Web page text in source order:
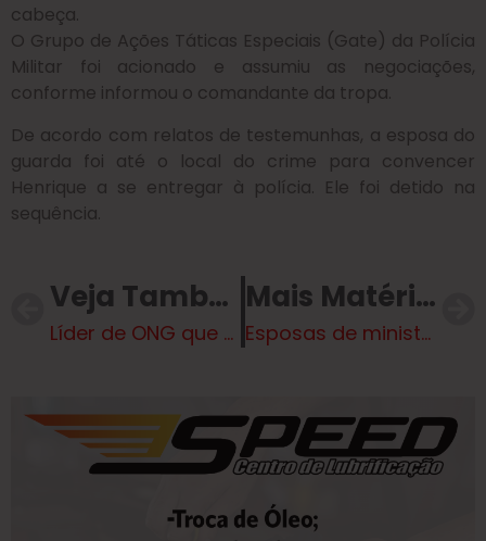
cabeça.
O Grupo de Ações Táticas Especiais (Gate) da Polícia
Militar foi acionado e assumiu as negociações,
conforme informou o comandante da tropa.
De acordo com relatos de testemunhas, a esposa do
guarda foi até o local do crime para convencer
Henrique a se entregar à polícia. Ele foi detido na
sequência.
Veja Também
Líder de ONG que pediu prisão de israelense é acusado de ter feito parte do Hezbollah
Mais Matérias
Esposas de ministros de Lula ganham até R$ 100 mil por mês em TCEs